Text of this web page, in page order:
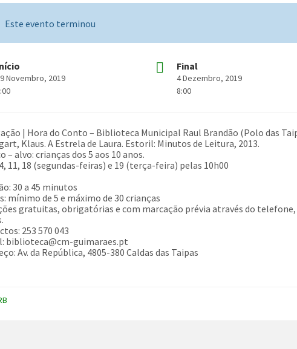
Este evento terminou
Novembro, 2019
Final
4 Dezembro, 2019
8:00
| Hora do Conto – Biblioteca Municipal Raul Brandão (Polo das
Klaus. A Estrela de Laura. Estoril: Minutos de Leitura, 2013.
– alvo: crianças dos 5 aos 10 anos.
11, 18 (segundas-feiras) e 19 (terça-feira) pelas 10h00
30 a 45 minutos
mínimo de 5 e máximo de 30 crianças
gratuitas, obrigatórias e com marcação prévia através do
253 570 043
biblioteca@cm-guimaraes.pt
Av. da República, 4805-380 Caldas das Taipas